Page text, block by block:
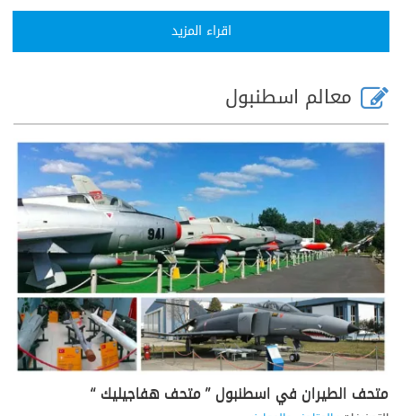
اقراء المزيد
معالم اسطنبول
متحف الطيران في اسطنبول ” متحف هفاجيليك “